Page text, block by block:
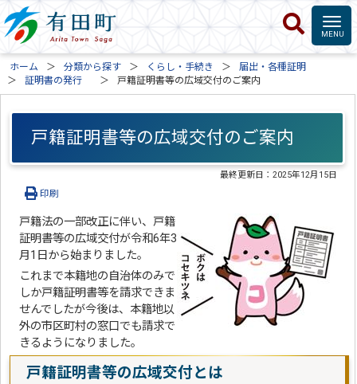
ホーム 分類から探す くらし・手続き
届出・各種証明
証明書の発行
戸籍証明書等の広域交付のご案内
戸籍証明書等の広域交付のご案内
最終更新日：2025年12月15日
印刷
戸籍法の一部改正に伴い、戸籍
証明書等の広域交付が令和6年3
月1日から始まりました。
これまで本籍地の自治体のみで
しか戸籍証明書等を請求できま
せんでしたが今後は、本籍地以
外の市区町村の窓口でも請求で
きるようになりました。
戸籍証明書等の広域交付とは